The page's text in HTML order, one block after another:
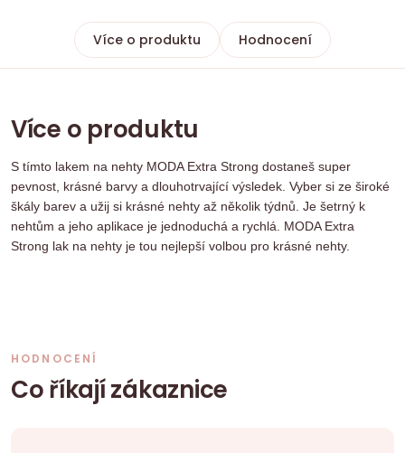
Více o produktu Hodnocení
Více o produktu
S tímto lakem na nehty MODA Extra Strong dostaneš super
pevnost, krásné barvy a dlouhotrvající výsledek. Vyber si ze široké
škály barev a užij si krásné nehty až několik týdnů. Je šetrný k
nehtům a jeho aplikace je jednoduchá a rychlá. MODA Extra
Strong lak na nehty je tou nejlepší volbou pro krásné nehty.
HODNOCENÍ
Co říkají zákaznice